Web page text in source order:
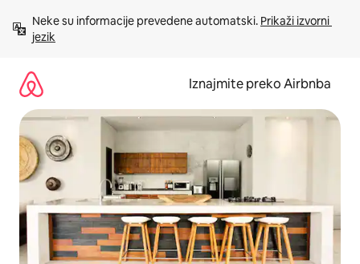
sadržaj
Neke su informacije prevedene automatski. Prikaži izvorni
jezik
Iznajmite preko Airbnba